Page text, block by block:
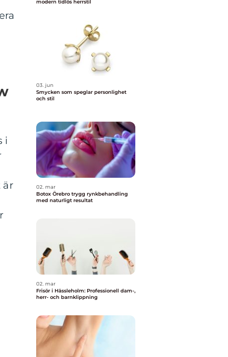
i
är
modern tidlös herrstil
03. jun
Smycken som speglar personlighet
och stil
02. mar
Botox Örebro trygg rynkbehandling
med naturligt resultat
02. mar
Frisör i Hässleholm: Professionell dam-,
herr- och barnklippning